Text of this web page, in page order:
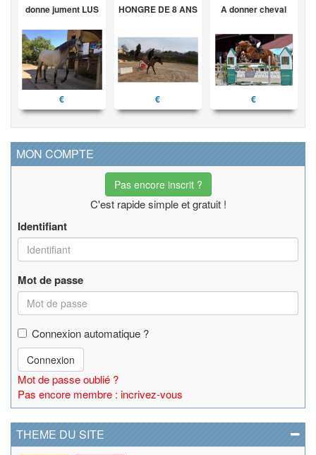
donne jument LUS
€
HONGRE DE 8 ANS
€
A donner cheval
€
MON COMPTE
Pas encore inscrit ?
C'est rapide simple et gratuit !
Identifiant
Mot de passe
Connexion automatique ?
Connexion
Mot de passe oublié ?
Pas encore membre : incrivez-vous
THEME DU SITE